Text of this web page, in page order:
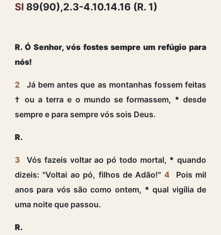
Sl 89(90),2.3-4.10.14.16 (R. 1)
R. Ó Senhor, vós fostes sempre um refúgio para
nós!
2
Já bem antes que as montanhas fossem feitas
† ou a terra e o mundo se formassem, * desde
sempre e para sempre vós sois Deus.
R.
3 Vós fazeis voltar ao pó todo mortal, * quando
dizeis: "Voltai ao pó, filhos de Adão!" 4
Pois mil
anos para vós são como ontem, * qual vigília de
uma noite que passou.
R.